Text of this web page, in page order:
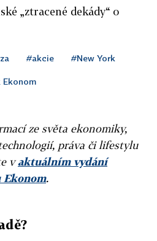
„ztracené dekády“ o
#akcie #New York
Ekonom
ze světa ekonomiky,
práva či lifestylu
vaktuálním vydání
.